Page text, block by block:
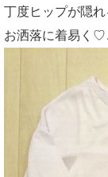
丁度ヒップが隠れ
お洒落に着易く♡